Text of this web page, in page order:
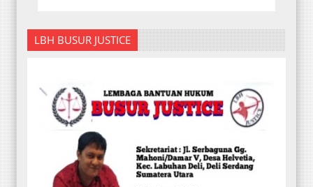
LBH BUSUR JUSTICE